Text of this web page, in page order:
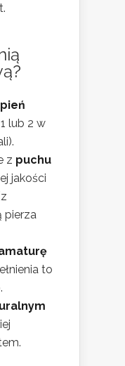
lub 2 w
z puchu
jakości
pierza
to